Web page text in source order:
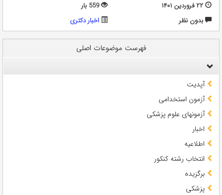
۲۲ فروردین ۱۴۰۱
559 بار
بدون نظر
اخبار دکتری
فهرست موضوعات اصلی
آپدیت
آزمون استخدامی
آزمونهای علوم پزشکی
اخبار
اطلاعیه
انتخاب رشته کنکور
برگزیده
پزشکی